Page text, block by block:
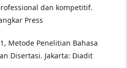
dan kompetitif.
Press
Metode Penelitian Bahasa
Disertasi. Jakarta: Diadit